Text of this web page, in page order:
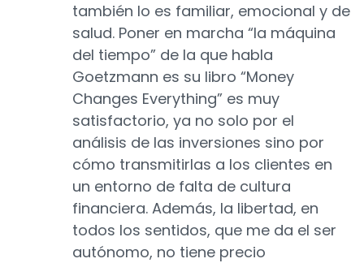
también lo es familiar, emocional y de
salud. Poner en marcha “la máquina
del tiempo” de la que habla
Goetzmann es su libro “Money
Changes Everything” es muy
satisfactorio, ya no solo por el
análisis de las inversiones sino por
cómo transmitirlas a los clientes en
un entorno de falta de cultura
financiera. Además, la libertad, en
todos los sentidos, que me da el ser
autónomo, no tiene precio